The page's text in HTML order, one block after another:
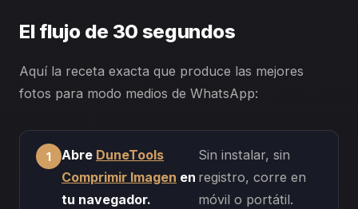
El flujo de 30 segundos
Aquí la receta exacta que produce las mejores
fotos para modo medios de WhatsApp:
Abre DuneTools
Comprimir Imagen en
tu navegador.
Sin instalar, sin
registro, corre en
móvil o portátil.